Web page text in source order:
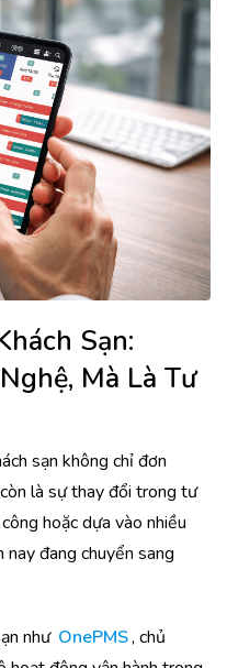
Sạn:
Mà Là Tư
sạn không chỉ đơn
là sự thay đổi trong tư
hoặc dựa vào nhiều
nay đang chuyển sang
như OnePMS, chủ